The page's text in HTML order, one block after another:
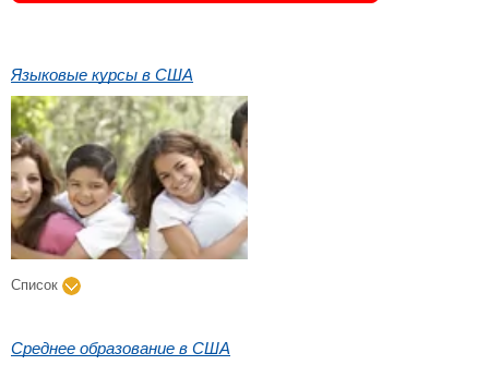
Языковые курсы в США
Список
Среднее образование в США